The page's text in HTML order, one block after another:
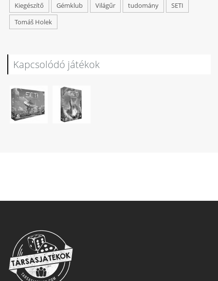
Kiegészítő Gémklub Világűr tudomány
SETI
Tomáš Holek
Kapcsolódó játékok